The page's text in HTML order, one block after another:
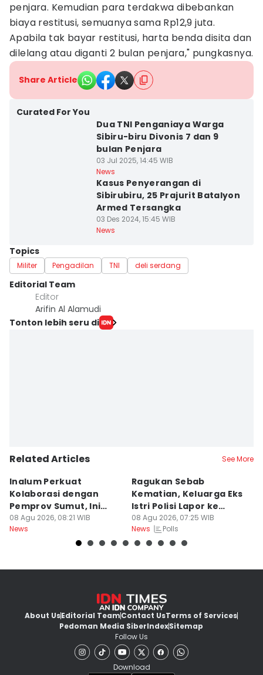
penjara. Kemudian para terdakwa dibebankan
biaya restitusi, semuanya sama Rp12,9 juta.
Apabila tak bayar restitusi, harta benda disita dan
dilelang atau diganti 2 bulan penjara," pungkasnya.
Share Article
Curated For You
Dua TNI Penganiaya Warga
Sibiru-biru Divonis 7 dan 9
bulan Penjara
03 Jul 2025, 14:45 WIB
News
Kasus Penyerangan di
Sibirubiru, 25 Prajurit Batalyon
Armed Tersangka
03 Des 2024, 15:45 WIB
News
Topics
Militer Pengadilan TNI deli serdang
Editorial Team
Editor
Arifin Al Alamudi
Tonton lebih seru di
Related Articles See More
Inalum Perkuat
Kolaborasi dengan
Pemprov Sumut, Ini
Programnya
08 Agu 2026, 08:21 WIB
News
Ragukan Sebab
Kematian, Keluarga Eks
Istri Polisi Lapor ke
Polda
08 Agu 2026, 07:25 WIB
News
Polls
About UsEditorial TeamContact UsTerms of Services
Pedoman Media SiberIndexSitemap
Follow Us
Download